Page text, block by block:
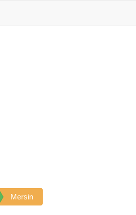
Mersin